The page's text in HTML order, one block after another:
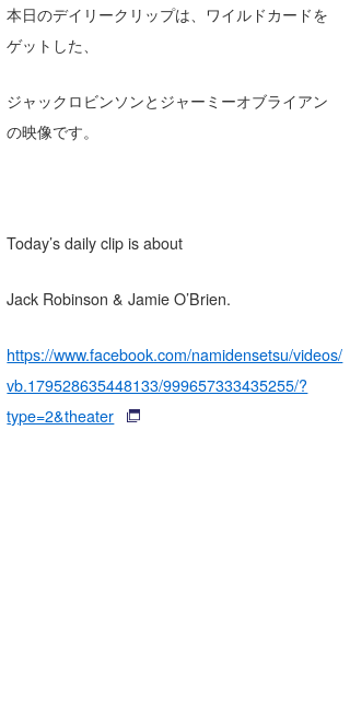
本日のデイリークリップは、ワイルドカードを
ゲットした、
ジャックロビンソンとジャーミーオブライアン
の映像です。
Today’s daily clip is about
Jack Robinson & Jamie O’Brien.
https://www.facebook.com/namidensetsu/videos/
vb.179528635448133/999657333435255/?
type=2&theater